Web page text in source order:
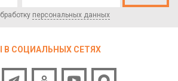
персональных данных
В СОЦИАЛЬНЫХ СЕТЯХ